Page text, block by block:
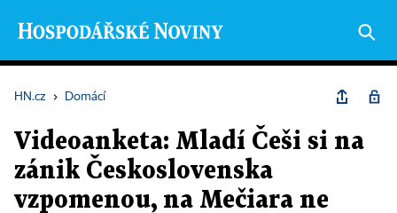
HN.cz › Domácí
Videoanketa: Mladí Češi si na
zánik Československa
vzpomenou, na Mečiara ne